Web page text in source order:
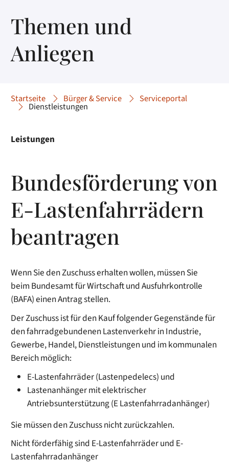
Themen und
Anliegen
Startseite Bürger & Service Serviceportal
Dienstleistungen
Leistungen
Bundesförderung von
E-Lastenfahrrädern
beantragen
Wenn Sie den Zuschuss erhalten wollen, müssen Sie
beim Bundesamt für Wirtschaft und Ausfuhrkontrolle
(BAFA) einen Antrag stellen.
Der Zuschuss ist für den Kauf folgender Gegenstände für
den fahrradgebundenen Lastenverkehr in Industrie,
Gewerbe, Handel, Dienstleistungen und im kommunalen
Bereich möglich:
E-Lastenfahrräder (Lastenpedelecs) und
Lastenanhänger mit elektrischer
Antriebsunterstützung (E Lastenfahrradanhänger)
Sie müssen den Zuschuss nicht zurückzahlen.
Nicht förderfähig sind E-Lastenfahrräder und E-
Lastenfahrradanhänger